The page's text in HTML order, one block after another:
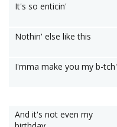
It's so enticin'
Nothin' else like this
I'mma make you my b-tch'
And it's not even my